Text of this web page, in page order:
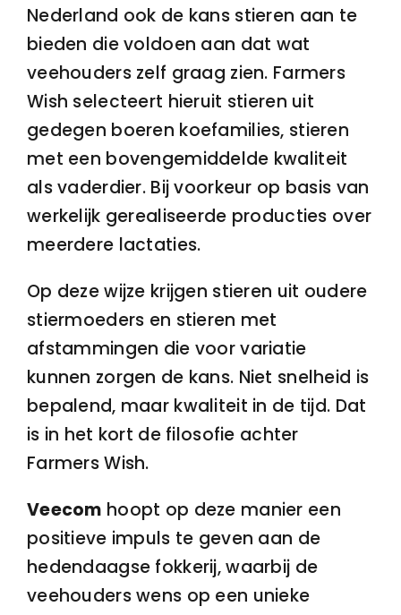
Nederland ook de kans stieren aan te
bieden die voldoen aan dat wat
veehouders zelf graag zien. Farmers
Wish selecteert hieruit stieren uit
gedegen boeren koefamilies, stieren
met een bovengemiddelde kwaliteit
als vaderdier. Bij voorkeur op basis van
werkelijk gerealiseerde producties over
meerdere lactaties.
Op deze wijze krijgen stieren uit oudere
stiermoeders en stieren met
afstammingen die voor variatie
kunnen zorgen de kans. Niet snelheid is
bepalend, maar kwaliteit in de tijd. Dat
is in het kort de filosofie achter
Farmers Wish.
Veecom hoopt op deze manier een
positieve impuls te geven aan de
hedendaagse fokkerij, waarbij de
veehouders wens op een unieke